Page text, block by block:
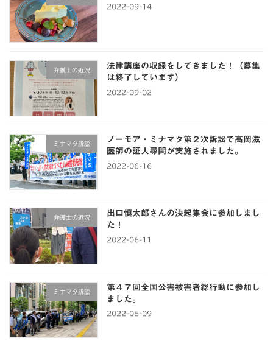
2022-09-14
弁護士の近況
法律講座の収録をしてきました！（募集
は終了しています）
2022-09-02
ミナマタ訴訟
ノーモア・ミナマタ第２次訴訟で高岡滋
医師の証人尋問が実施されました。
2022-06-16
弁護士の近況
出口慎太郎さんの決起集会に参加しまし
た！
2022-06-11
ミナマタ訴訟
第４７回全国公害被害者総行動に参加し
ました。
2022-06-09